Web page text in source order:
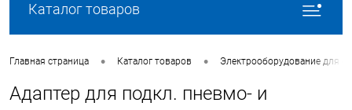
Каталог товаров
Главная страница • Каталог товаров • Электрооборудование для
Адаптер для подкл. пневмо- и